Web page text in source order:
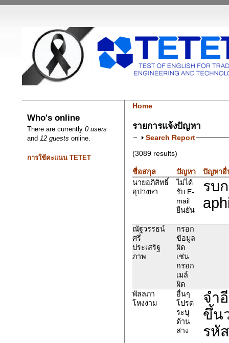
Who's online
There are currently0 users
and 12 guests online.
การใช้คะแนน TETET
Home
รายการแจ้งปัญหา
Search Report
(3089 results)
ชื่อสกุล ปัญหา
ปัญหาอื่
นายอภิสิทธิ์
อุปวงษา
ไม่ได้
รับ E-
mail
ยืนยัน
รบ
ณัฐวรรธน์
ศรี
ประเสริฐ
ภาพ
กรอก
ข้อมูล
ผิด
เช่น
กรอก
เมล์
ผิด
พัลลภา
โหงงาม
อื่นๆ
โปรด
ระบุ
ด้าน
ล่าง
จำ
ขึ้น
รหั